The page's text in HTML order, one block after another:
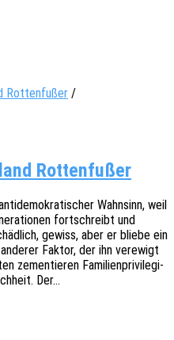
Rottenfußer /
Rottenfußer
Wahn­sinn, weil
fort­schreibt und
gewiss, aber er bliebe ein
Faktor, der ihn verewigt
zemen­tie­ren Fami­li­en­pri­vi­le­gi­
Der…